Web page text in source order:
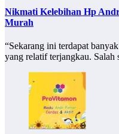
Nikmati Kelebihan Hp
Murah
“Sekarang ini terdapat
yang relatif terjangkau.